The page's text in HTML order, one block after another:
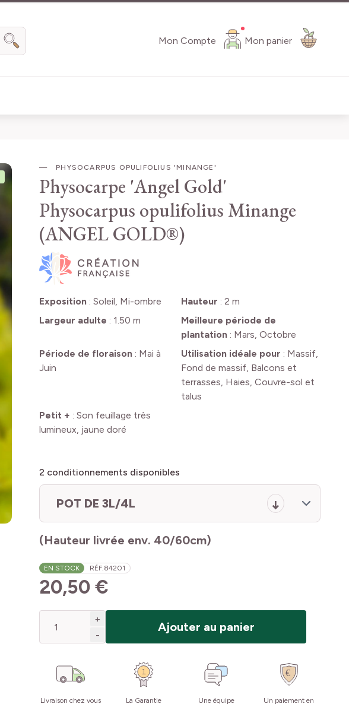
Mon Compte Mon panier
Chercher
PHYSOCARPUS OPULIFOLIUS 'MINANGE'
Physocarpe 'Angel Gold'
Physocarpus opulifolius Minange
(ANGEL GOLD®)
Exposition: Soleil, Mi-ombre Hauteur : 2 m
Largeur adulte : 1.50 m
Meilleure période de
plantation: Mars, Octobre
Période de floraison: Mai à
Juin
Utilisation idéale pour : Massif,
Fond de massif, Balcons et
terrasses, Haies, Couvre-sol et
talus
Petit + : Son feuillage très
lumineux, jaune doré
2 conditionnements disponibles
POT DE 3L/4L
(Hauteur livrée env. 40/60cm)
EN STOCK RÉF.84201
20,50 €
+
-
Ajouter au panier
Livraison chez vous
La Garantie
Une équipe
Un paiement en